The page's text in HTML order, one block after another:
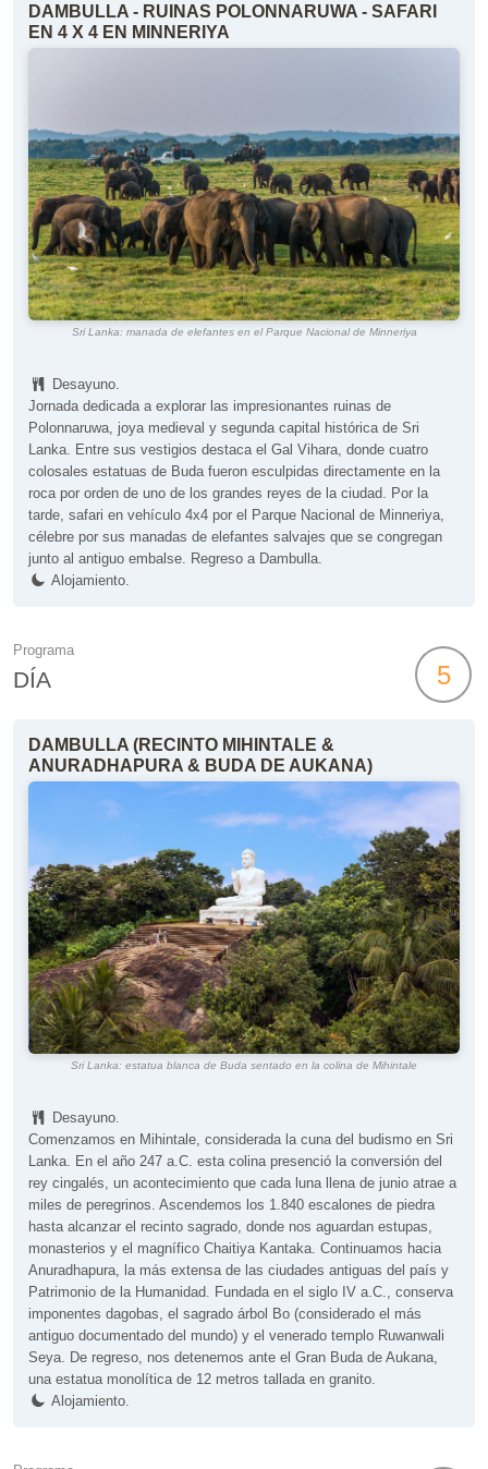
DAMBULLA - RUINAS POLONNARUWA - SAFARI
EN 4 X 4 EN MINNERIYA
Sri Lanka: manada de elefantes en el Parque Nacional de Minneriya
Desayuno.
Jornada dedicada a explorar las impresionantes ruinas de
Polonnaruwa, joya medieval y segunda capital histórica de Sri
Lanka. Entre sus vestigios destaca el Gal Vihara, donde cuatro
colosales estatuas de Buda fueron esculpidas directamente en la
roca por orden de uno de los grandes reyes de la ciudad. Por la
tarde, safari en vehículo 4x4 por el Parque Nacional de Minneriya,
célebre por sus manadas de elefantes salvajes que se congregan
junto al antiguo embalse. Regreso a Dambulla.
Alojamiento.
Programa
DÍA 5
DAMBULLA (RECINTO MIHINTALE &
ANURADHAPURA & BUDA DE AUKANA)
Sri Lanka: estatua blanca de Buda sentado en la colina de Mihintale
Desayuno.
Comenzamos en Mihintale, considerada la cuna del budismo en Sri
Lanka. En el año 247 a.C. esta colina presenció la conversión del
rey cingalés, un acontecimiento que cada luna llena de junio atrae a
miles de peregrinos. Ascendemos los 1.840 escalones de piedra
hasta alcanzar el recinto sagrado, donde nos aguardan estupas,
monasterios y el magnífico Chaitiya Kantaka. Continuamos hacia
Anuradhapura, la más extensa de las ciudades antiguas del país y
Patrimonio de la Humanidad. Fundada en el siglo IV a.C., conserva
imponentes dagobas, el sagrado árbol Bo (considerado el más
antiguo documentado del mundo) y el venerado templo Ruwanwali
Seya. De regreso, nos detenemos ante el Gran Buda de Aukana,
una estatua monolítica de 12 metros tallada en granito.
Alojamiento.